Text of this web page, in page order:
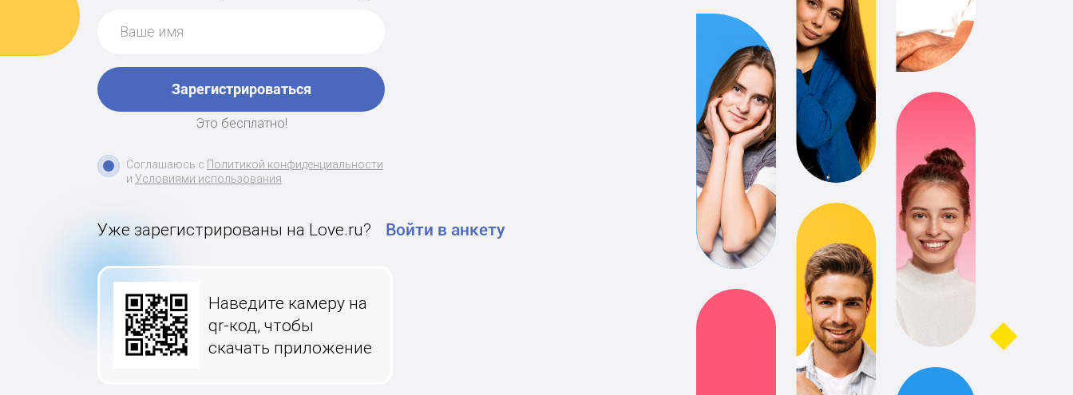
Зарегистрироваться
Это бесплатно!
Соглашаюсь с Политикой конфиденциальности
и Условиями использования
Уже зарегистрированы на Love.ru? Войти в анкету
Наведите камеру на
qr-код, чтобы
скачать приложение